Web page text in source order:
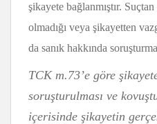
şikayete bağlanmıştır.
olmadığı veya şikayetten
da sanık hakkında
TCK m.73’e göre
soruşturulması ve
içerisinde şikayetin